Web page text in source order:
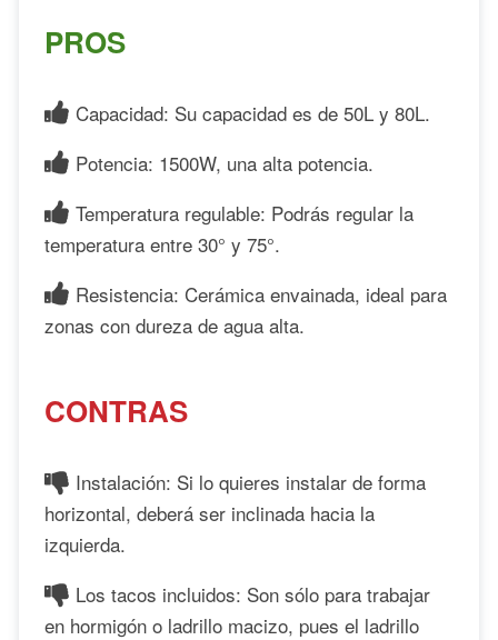
PROS
Capacidad: Su capacidad es de 50L y 80L.
Potencia: 1500W, una alta potencia.
Temperatura regulable: Podrás regular la
temperatura entre 30° y 75°.
Resistencia: Cerámica envainada, ideal para
zonas con dureza de agua alta.
CONTRAS
Instalación: Si lo quieres instalar de forma
horizontal, deberá ser inclinada hacia la
izquierda.
Los tacos incluidos: Son sólo para trabajar
en hormigón o ladrillo macizo, pues el ladrillo